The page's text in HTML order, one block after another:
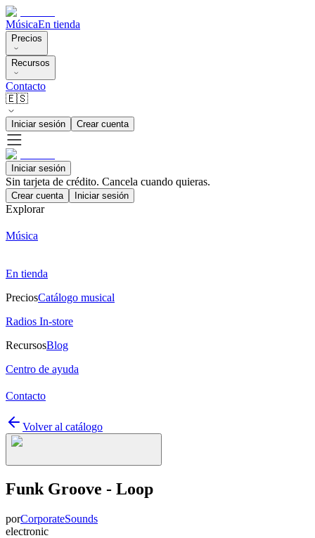
MúsicaEn tienda
Precios
Recursos
Contacto
🇪🇸
Iniciar sesión Crear cuenta
Iniciar sesión
Sin tarjeta de crédito. Cancela cuando quieras.
Crear cuenta Iniciar sesión
Explorar
Música
En tienda
PreciosCatálogo musical
Radios In-store
RecursosBlog
Centro de ayuda
Contacto
Volver al catálogo
Funk Groove - Loop
porCorporateSounds
electronic